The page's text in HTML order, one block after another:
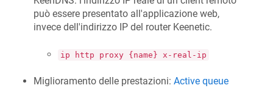
può essere presentato all'applicazione web,
invece dell'indirizzo IP del router Keenetic.
ip http proxy {name} x-real-ip
Miglioramento delle prestazioni: Active queue